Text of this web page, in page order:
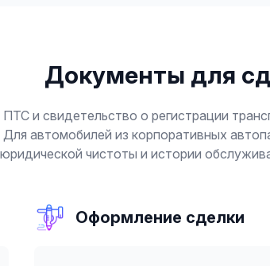
Документы для
и свидетельство о регистрации
автомобилей из корпоративных
чистоты и истории
Оформление сделки